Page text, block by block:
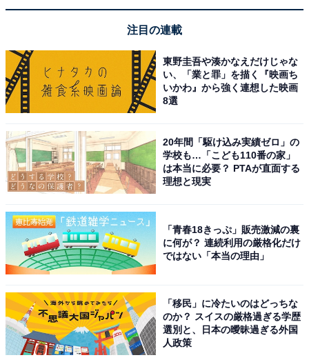
注目の連載
東野圭吾や湊かなえだけじゃな
い、「業と罪」を描く『映画ち
いかわ』から強く連想した映画
8選
20年間「駆け込み実績ゼロ」の
学校も…「こども110番の家」
は本当に必要？ PTAが直面する
理想と現実
「青春18きっぷ」販売激減の裏
に何が？ 連続利用の厳格化だけ
ではない「本当の理由」
「移民」に冷たいのはどっちな
のか？ スイスの厳格過ぎる学歴
選別と、日本の曖昧過ぎる外国
人政策